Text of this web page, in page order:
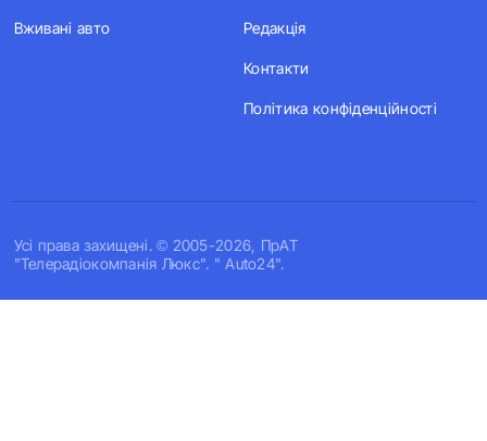
Усi права захищенi. © 2005-2026, ПрАТ
"Телерадіокомпанія Люкс". " Auto24".
Вживані авто Редакція
Контакти
Політика конфіденційності